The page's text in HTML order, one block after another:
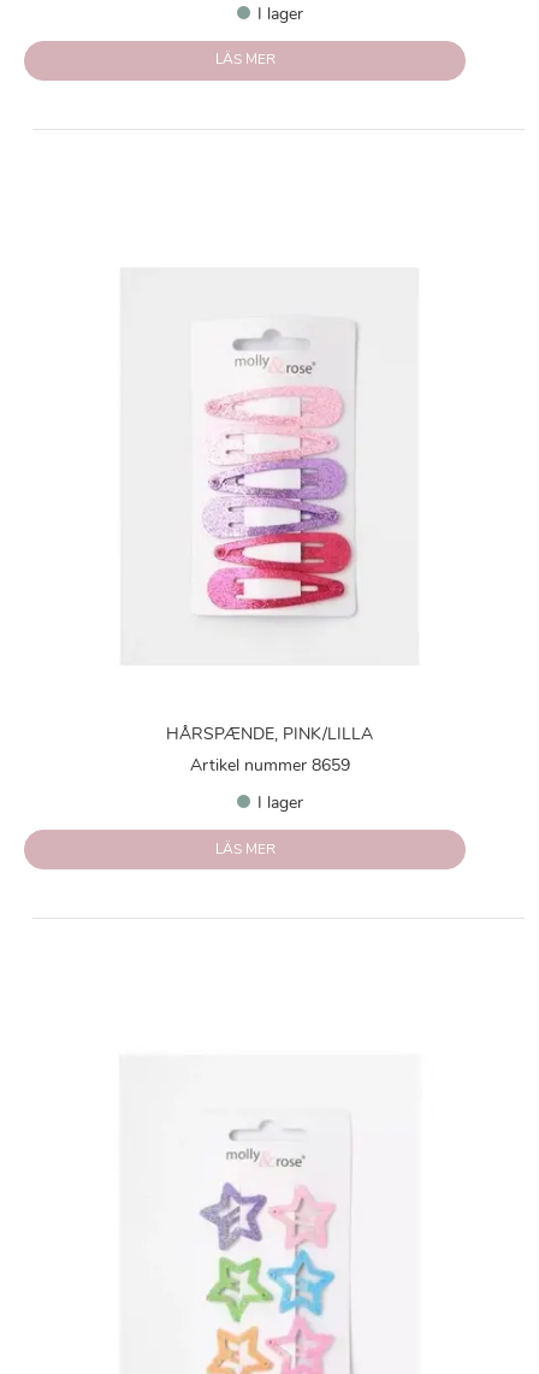
I lager
LÄS MER
HÅRSPÆNDE, PINK/LILLA
Artikel nummer 8659
I lager
LÄS MER